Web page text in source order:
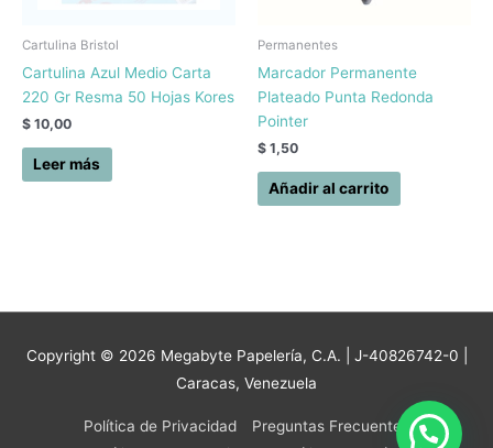
Cartulina Bristol
Cartulina Azul Medio Carta
220 Gr Resma 50 Hojas Kores
$ 10,00
Leer más
Permanentes
Marcador Permanente
Plateado Punta Redonda
Pointer
$ 1,50
Añadir al carrito
Copyright © 2026 Megabyte Papelería, C.A. | J-40826742-0 |
Caracas, Venezuela
Política de Privacidad
Preguntas Frecuentes